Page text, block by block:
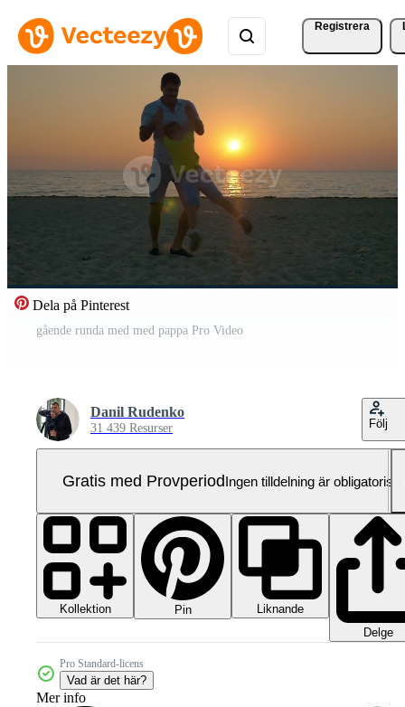
Registrera
Dela på Pinterest
gående runda med med pappa Pro Video
Danil Rudenko
31 439 Resurser Följ
Gratis med ProvperiodIngen tilldelning är obligatorisk
Kollektion Pin
Liknande
Delge
Pro Standard-licens
Vad är det här?
Mer info